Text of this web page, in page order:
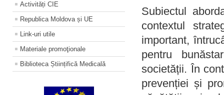
Activități CIE
Republica Moldova și UE
Link-uri utile
Materiale promoţionale
Biblioteca Științifică Medicală
Subiectul
contextul
important,
pentru
societății. În
prevenției și